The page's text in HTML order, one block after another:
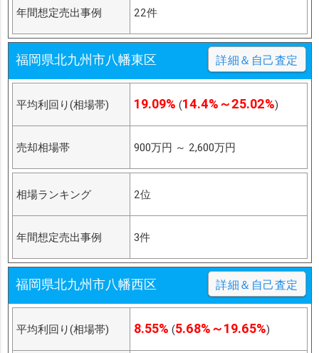
年間想定売出事例 22件
福岡県北九州市八幡東区 詳細＆自己査定
平均利回り(相場帯) 19.09% (14.4%～25.02%)
売却相場帯 900万円 ～ 2,600万円
相場ランキング 2位
年間想定売出事例 3件
福岡県北九州市八幡西区 詳細＆自己査定
平均利回り(相場帯) 8.55% (5.68%～19.65%)